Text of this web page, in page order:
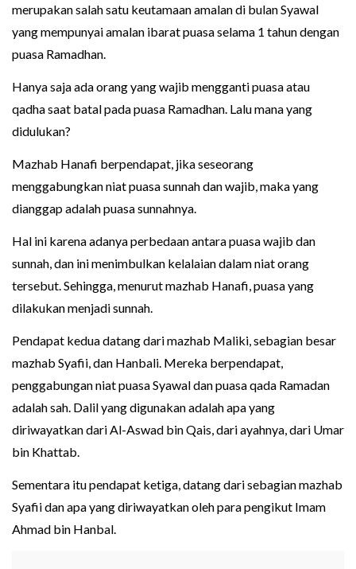
merupakan salah satu keutamaan amalan di bulan Syawal
yang mempunyai amalan ibarat puasa selama 1 tahun dengan
puasa Ramadhan.
Hanya saja ada orang yang wajib mengganti puasa atau
qadha saat batal pada puasa Ramadhan. Lalu mana yang
didulukan?
Mazhab Hanafi berpendapat, jika seseorang
menggabungkan niat puasa sunnah dan wajib, maka yang
dianggap adalah puasa sunnahnya.
Hal ini karena adanya perbedaan antara puasa wajib dan
sunnah, dan ini menimbulkan kelalaian dalam niat orang
tersebut. Sehingga, menurut mazhab Hanafi, puasa yang
dilakukan menjadi sunnah.
Pendapat kedua datang dari mazhab Maliki, sebagian besar
mazhab Syafii, dan Hanbali. Mereka berpendapat,
penggabungan niat puasa Syawal dan puasa qada Ramadan
adalah sah. Dalil yang digunakan adalah apa yang
diriwayatkan dari Al-Aswad bin Qais, dari ayahnya, dari Umar
bin Khattab.
Sementara itu pendapat ketiga, datang dari sebagian mazhab
Syafii dan apa yang diriwayatkan oleh para pengikut Imam
Ahmad bin Hanbal.